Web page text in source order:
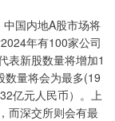
国内地A股市场将
年有100家公司
表新股数量将增加1
数量将会为最多(19
亿元人民币）。上
而深交所则会有最